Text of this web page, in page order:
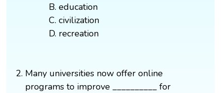
B. education
C. civilization
D. recreation
Many universities now offer online
programs to improve __________ for